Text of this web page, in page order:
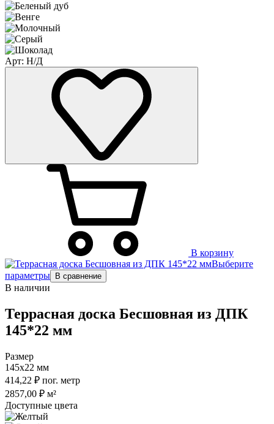
Арт: Н/Д
В корзину
Выберите
параметры
В сравнение
В наличии
Террасная доска Бесшовная из ДПК
145*22 мм
Размер
145х22 мм
414,22 ₽ пог. метр
2857,00 ₽ м²
Доступные цвета